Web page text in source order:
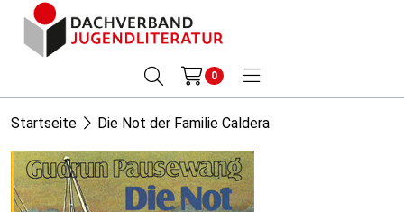
0
Startseite Die Not der Familie Caldera